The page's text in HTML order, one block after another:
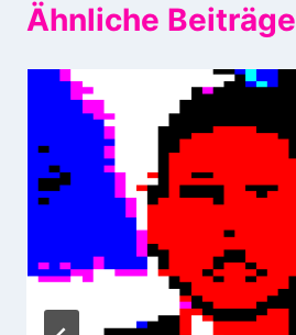
Ähnliche Beiträge